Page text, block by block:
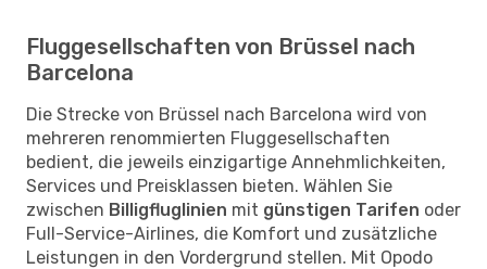
Fluggesellschaften von Brüssel nach
Barcelona
Die Strecke von Brüssel nach Barcelona wird von
mehreren renommierten Fluggesellschaften
bedient, die jeweils einzigartige Annehmlichkeiten,
Services und Preisklassen bieten. Wählen Sie
zwischen Billigfluglinien mit günstigen Tarifen oder
Full-Service-Airlines, die Komfort und zusätzliche
Leistungen in den Vordergrund stellen. Mit Opodo